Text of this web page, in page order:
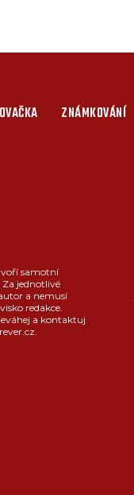
ZNÁMKOVÁNÍ
samotní
jednotlivé
a nemusí
redakce.
a kontaktuj